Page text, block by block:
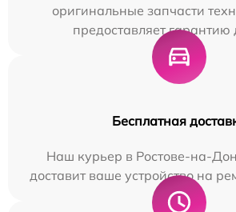
оригинальные запчасти
предоставляет гарантию
Бесплатная
Наш курьер в Ростове-на-
доставит ваше устройство на